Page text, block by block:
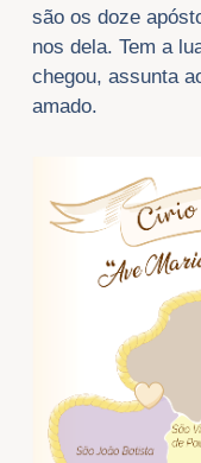
são os doze
nos dela. Tem a
chegou, assunta
amado.